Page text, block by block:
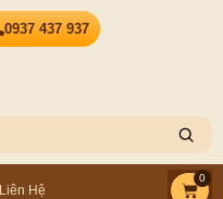
0937 437 937
Liên Hệ
0